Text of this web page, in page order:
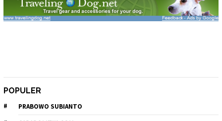
POPULER
PRABOWO SUBIANTO